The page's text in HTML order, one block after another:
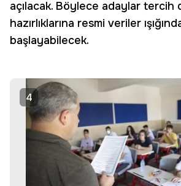
açılacak. Böylece adaylar tercih
hazırlıklarına resmi veriler
başlayabilecek.
4